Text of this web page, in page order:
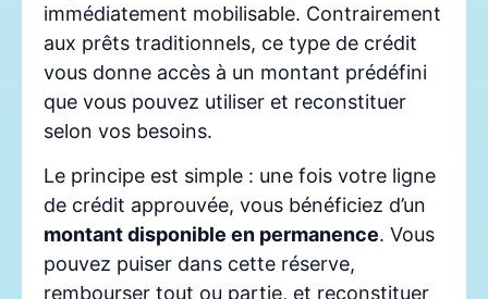
immédiatement mobilisable. Contrairement
aux prêts traditionnels, ce type de crédit
vous donne accès à un montant prédéfini
que vous pouvez utiliser et reconstituer
selon vos besoins.
Le principe est simple : une fois votre ligne
de crédit approuvée, vous bénéficiez d’un
montant disponible en permanence. Vous
pouvez puiser dans cette réserve,
rembourser tout ou partie, et reconstituer